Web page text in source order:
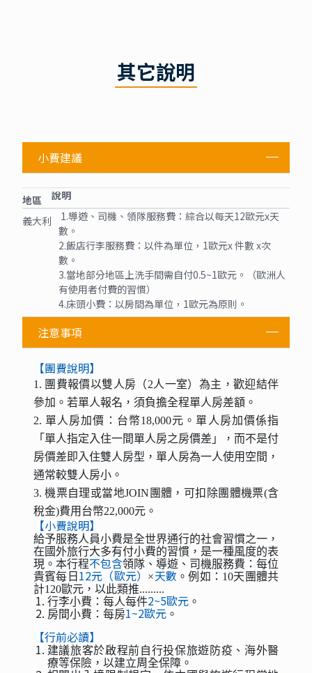
其它說明
小費建議
地區
說明
義大利
1.導遊、司機、領隊服務費：綜合以每天12歐元x天
數。
2.飯店行李服務費：以件為單位，1歐元x 件數 x次
數。
3.當地部分地區上洗手間需自付0.5~1歐元。（歐洲人
有使用者付費的習慣）
4.床頭小費：以房間為單位，1歐元為原則。
注意事項
【團費說明】
1. 團費報價以雙人房（2人一室）為主，歡迎結伴
參加。若單人報名，須負擔全程單人房差額。
2. 單人房加價：台幣18,000元。單人房加價係指
「單人指定入住一間單人房之房價差」，而不是付
房價差即入住雙人房型，單人房為一人使用空間，
通常較雙人房小。
3. 機票自理或當地JOIN團體，可扣除團體機票(含
稅金)費用台幣22,000元。
【小費說明】
給予服務人員小費是全世界通行的社會習慣之一，
在國外旅行大多有付小費的習慣，是一種風度的表
現。本行程不包含領隊、導遊、司機服務費：每位
貴賓每日 12元（歐元） ×天數 。例如：10天團體共
計120歐元，以此類推.........
行李小費：每人每件2~5歐元。
房間小費：每房1~2歐元。
【行前必讀】
建議旅客於啟程前自行投保旅遊防疫、海外醫
療等保險，以建立周全保障。